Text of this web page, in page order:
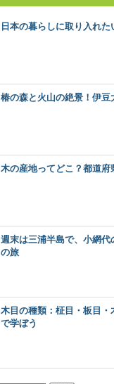
日本の暮らしに取り入れ
椿の森と火山の絶景！伊
木の産地ってどこ？都道府
週末は三浦半島で、小網代
の旅
木目の種類：柾目・板目
で学ぼう